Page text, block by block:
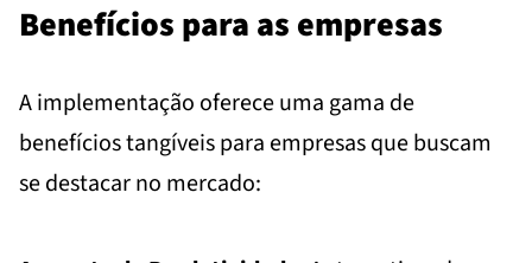
Benefícios para as empresas
A implementação oferece uma gama de
benefícios tangíveis para empresas que buscam
se destacar no mercado: